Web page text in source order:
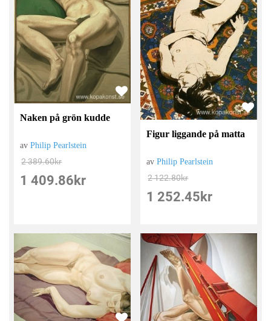
Naken på grön kudde
avPhilip Pearlstein
2 389.60kr
1 409.86 kr
Figur liggande på matta
avPhilip Pearlstein
2 122.80kr
1 252.45 kr